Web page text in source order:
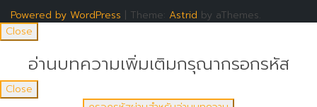
Powered by WordPress
Theme: Astrid by aThemes.
Close
อ่านบทความเพิ่มเติมกรุณากรอกรหัส
Close